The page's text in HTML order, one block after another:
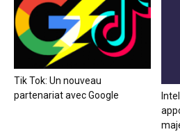
Tik Tok: Un nouveau
partenariat avec Google